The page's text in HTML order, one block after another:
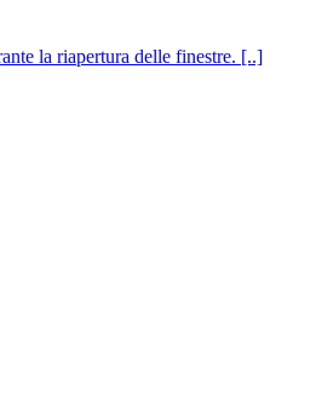
la riapertura delle finestre. [..]